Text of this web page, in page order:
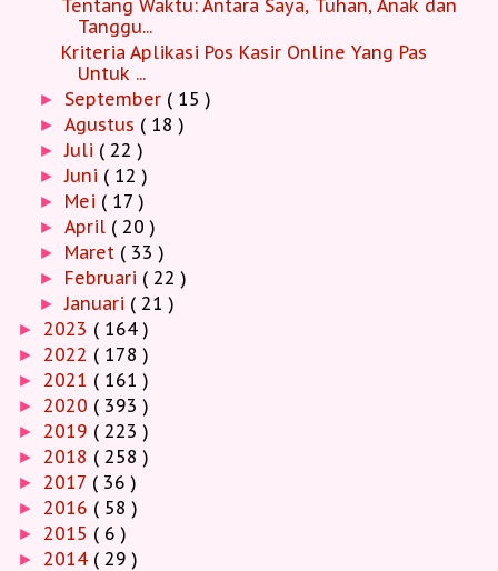
Tentang Waktu: Antara Saya, Tuhan, Anak dan
Tanggu...
Kriteria Aplikasi Pos Kasir Online Yang Pas
Untuk ...
► September ( 15 )
►Agustus ( 18 )
►Juli ( 22 )
►Juni ( 12 )
► Mei ( 17 )
►April ( 20 )
► Maret ( 33 )
► Februari ( 22 )
►Januari ( 21 )
► 2023 ( 164 )
► 2022 ( 178 )
► 2021 ( 161 )
► 2020 ( 393 )
► 2019 ( 223 )
► 2018 ( 258 )
► 2017 ( 36 )
► 2016 ( 58 )
► 2015 ( 6 )
► 2014 ( 29 )